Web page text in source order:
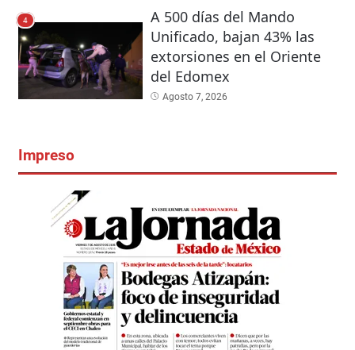
4
A 500 días del Mando
Unificado, bajan 43% las
extorsiones en el Oriente
del Edomex
Agosto 7, 2026
Impreso